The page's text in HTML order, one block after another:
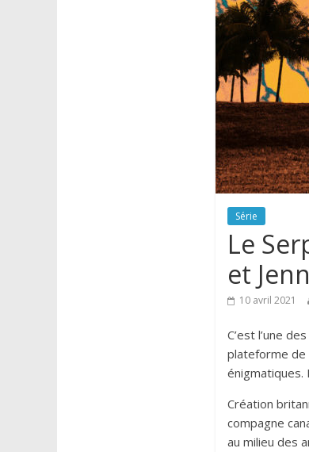
Série
Le
et
10 avril 2021
C’est l’une
plateforme de
Création
compagne
au milieu des